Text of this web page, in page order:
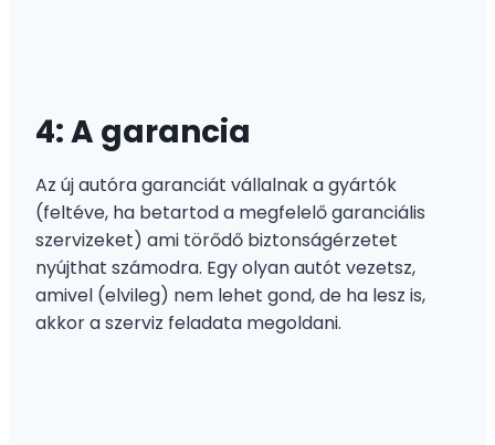
4: A garancia
Az új autóra garanciát vállalnak a gyártók
(feltéve, ha betartod a megfelelő garanciális
szervizeket) ami törődő biztonságérzetet
nyújthat számodra. Egy olyan autót vezetsz,
amivel (elvileg) nem lehet gond, de ha lesz is,
akkor a szerviz feladata megoldani.